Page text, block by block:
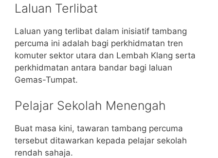
Laluan Terlibat
Laluan yang terlibat dalam inisiatif tambang
percuma ini adalah bagi perkhidmatan tren
komuter sektor utara dan Lembah Klang serta
perkhidmatan antara bandar bagi laluan
Gemas-Tumpat.
Pelajar Sekolah Menengah
Buat masa kini, tawaran tambang percuma
tersebut ditawarkan kepada pelajar sekolah
rendah sahaja.